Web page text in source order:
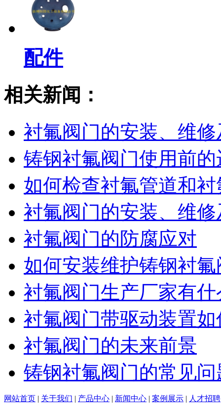
配件
相关新闻：
衬氟阀门的安装、维
铸钢衬氟阀门使用前
如何检查衬氟管道和
衬氟阀门的安装、维
衬氟阀门的防腐应对
如何安装维护铸钢衬氟
衬氟阀门生产厂家有
衬氟阀门带驱动装置
衬氟阀门的未来前景
铸钢衬氟阀门的常见问
网站首页 | 关于我们 | 产品中心 | 新闻中心 | 案例展示 | 人才招聘